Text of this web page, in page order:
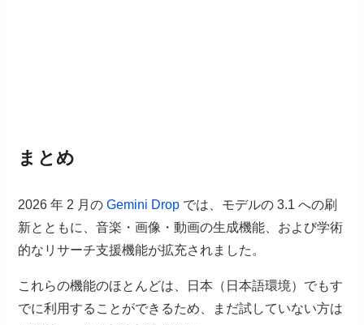
まとめ
2026 年 2 月のGemini Drop では、モデルの 3.1 への刷
新とともに、音楽・画像・動画の生成機能、および学術
的なリサーチ支援機能が拡充されました。
これらの機能のほとんどは、日本（日本語環境）でもす
でに利用することができるため、まだ試していない方は